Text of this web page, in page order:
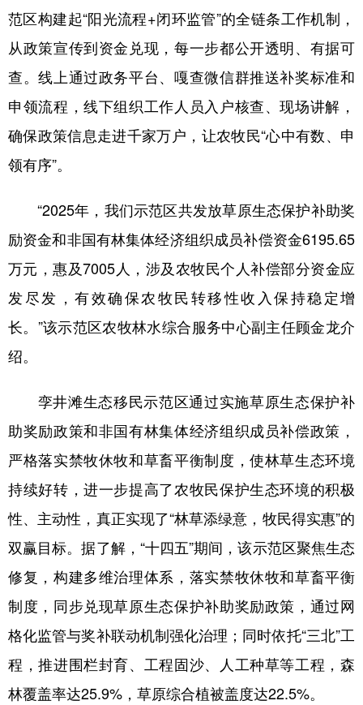
广东 广西 海南 重庆
四川 贵州 云南 西藏
陕西 甘肃 青海 宁夏
新疆 内蒙古 黑龙江
English Español Français عربى
Русский язык 日本語 한국어
范区构建起“阳光流程+闭环监管”的全链条工作机制，
从政策宣传到资金兑现，每一步都公开透明、有据可
查。线上通过政务平台、嘎查微信群推送补奖标准和
申领流程，线下组织工作人员入户核查、现场讲解，
确保政策信息走进千家万户，让农牧民“心中有数、申
领有序”。
“2025年，我们示范区共发放草原生态保护补助奖
励资金和非国有林集体经济组织成员补偿资金6195.65
万元，惠及7005人，涉及农牧民个人补偿部分资金应
发尽发，有效确保农牧民转移性收入保持稳定增
长。”该示范区农牧林水综合服务中心副主任顾金龙介
绍。
孪井滩生态移民示范区通过实施草原生态保护补
助奖励政策和非国有林集体经济组织成员补偿政策，
严格落实禁牧休牧和草畜平衡制度，使林草生态环境
持续好转，进一步提高了农牧民保护生态环境的积极
性、主动性，真正实现了“林草添绿意，牧民得实惠”的
双赢目标。据了解，“十四五”期间，该示范区聚焦生态
修复，构建多维治理体系，落实禁牧休牧和草畜平衡
制度，同步兑现草原生态保护补助奖励政策，通过网
格化监管与奖补联动机制强化治理；同时依托“三北”工
程，推进围栏封育、工程固沙、人工种草等工程，森
林覆盖率达25.9%，草原综合植被盖度达22.5%。